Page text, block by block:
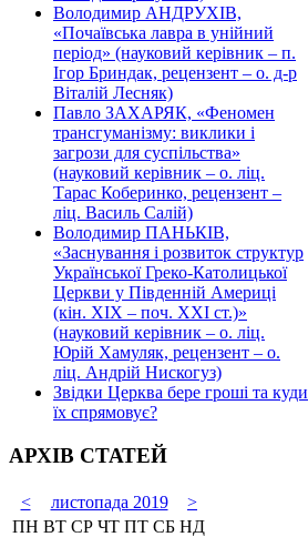
Володимир АНДРУХІВ,
«Почаївська лавра в унійний
період» (науковий керівник – п.
Ігор Бриндак, рецензент – о. д-р
Віталій Лесняк)
Павло ЗАХАРЯК, «Феномен
трансгуманізму: виклики і
загрози для суспільства»
(науковий керівник – о. ліц.
Тарас Коберинко, рецензент –
ліц. Василь Салій)
Володимир ПАНЬКІВ,
«Заснування і розвиток структур
Української Греко-Католицької
Церкви у Південній Америці
(кін. ХІХ – поч. ХХІ ст.)»
(науковий керівник – о. ліц.
Юрій Хамуляк, рецензент – о.
ліц. Андрій Нискогуз)
Звідки Церква бере гроші та куди
їх спрямовує?
АРХІВ СТАТЕЙ
< листопада 2019
>
ПН ВТ СР ЧТ ПТ СБ НД